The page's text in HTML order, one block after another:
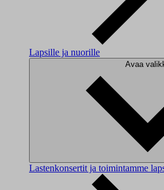
Lapsille ja nuorille
Avaa
Lastenkonsertit ja toimintamme